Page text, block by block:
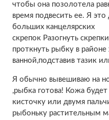
чтобы она позолотела
время подвесить ее. Я
больших канцелярских
скрепок Разогнуть
проткнуть рыбку в районе
ванной,подставив тазик
Я обычно вывешиваю на
,рыбка готова! Кожа будет
кисточку или двумя
рыбоньку растительным